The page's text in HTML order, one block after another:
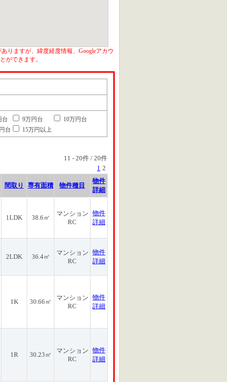
りますが、緯度経度情報、Googleアカウ
ができます。
台 9万円台
10万円台
台 15万円以上
11 - 20件 / 20件
1 2
間取り 専有面積 物件種目
物件
詳細
1LDK 38.6㎡
マンション
RC
物件
詳細
2LDK 36.4㎡
マンション
RC
物件
詳細
1K 30.66㎡
マンション
RC
物件
詳細
1R 30.23㎡
マンション
RC
物件
詳細